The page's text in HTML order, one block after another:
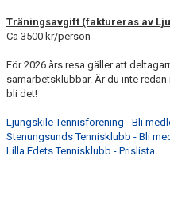
Träningsavgift (faktureras av
Ca 3500 kr/person
För 2026 års resa gäller att
samarbetsklubbar. Är du inte
bli det!
Ljungskile Tennisförening - Bli
Stenungsunds Tennisklubb - Bli
Lilla Edets Tennisklubb - Prislista